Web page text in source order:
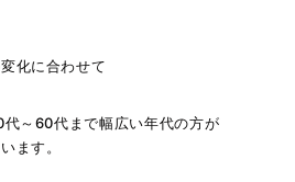
化に合わせて
～60代まで幅広い年代の方が
ます。